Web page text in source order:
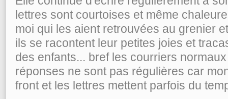
lettres sont courtoises et même
moi qui les aient retrouvées au grenier
ils se racontent leur petites joies et
des enfants... bref les courriers
réponses ne sont pas régulières car
front et les lettres mettent parfois du